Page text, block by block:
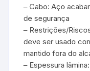
– Cabo: Aço
de segurança
– Restrições/
deve ser usado
mantido fora do
– Espessura